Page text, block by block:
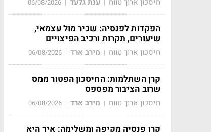
|
|
06/08/2026
הפקדות לפנסיה: שכיר מול עצמאי,
שיעורים, תקרות ורכיב הפיצויים
חיסכון ארוך טווח | מירב ארד |
06/08/2026
קרן השתלמות: החיסכון הפטור ממס
שרוב הציבור מפספס
חיסכון ארוך טווח | מירב ארד |
06/08/2026
קרן פנסיה מקיפה ומשלימה: איך היא